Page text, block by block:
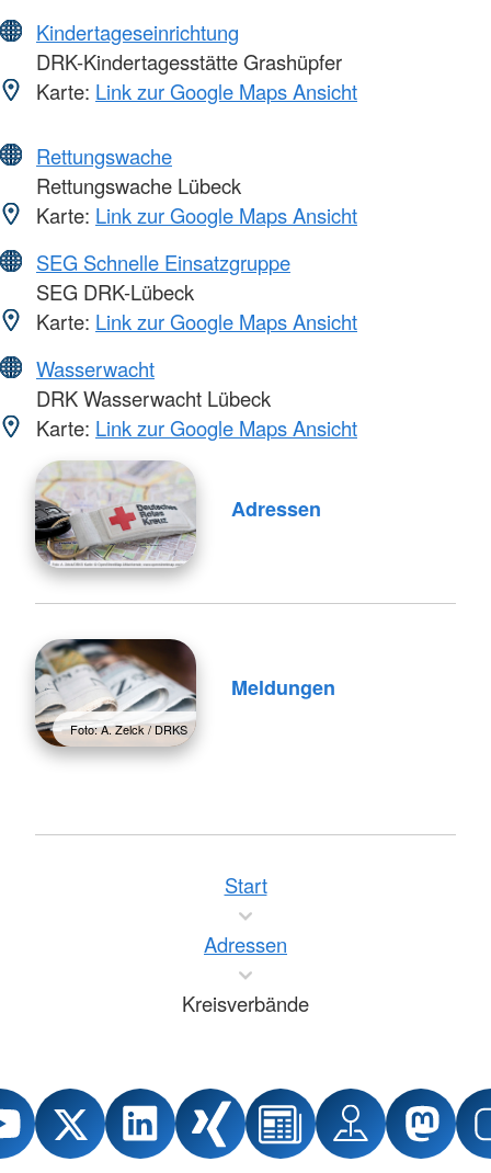
Kindertageseinrichtung
DRK-Kindertagesstätte Grashüpfer
Karte: Link zur Google Maps Ansicht
Rettungswache
Rettungswache Lübeck
Karte: Link zur Google Maps Ansicht
SEG Schnelle Einsatzgruppe
SEG DRK-Lübeck
Karte: Link zur Google Maps Ansicht
Wasserwacht
DRK Wasserwacht Lübeck
Karte: Link zur Google Maps Ansicht
Adressen
Foto: A. Zelck / DRKS
Meldungen
Start
Adressen
Kreisverbände